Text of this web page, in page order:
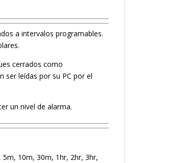
a intervalos programables.
cerrados como
leídas por su PC por el
un nivel de alarma.
10m, 30m, 1hr, 2hr, 3hr,